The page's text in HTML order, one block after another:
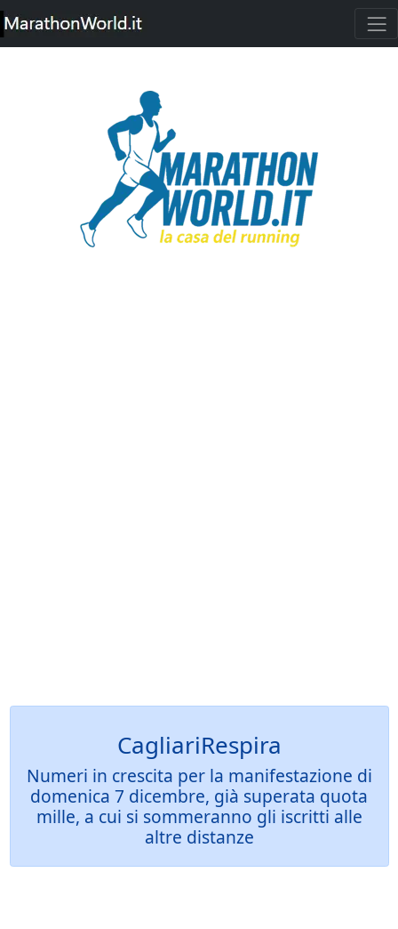
CagliariRespira
Numeri in crescita per la manifestazione di
domenica 7 dicembre, già superata quota
mille, a cui si sommeranno gli iscritti alle
altre distanze